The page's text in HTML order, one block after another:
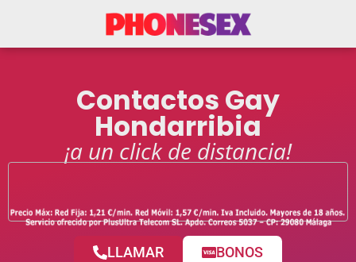
Contactos Gay
Hondarribia
¡a un click de distancia!
LLAMAR BONOS